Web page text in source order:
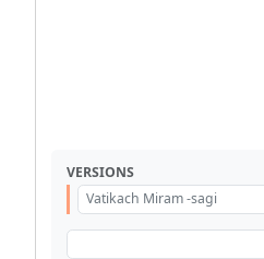
VERSIONS
Vatikach Miram -sagi